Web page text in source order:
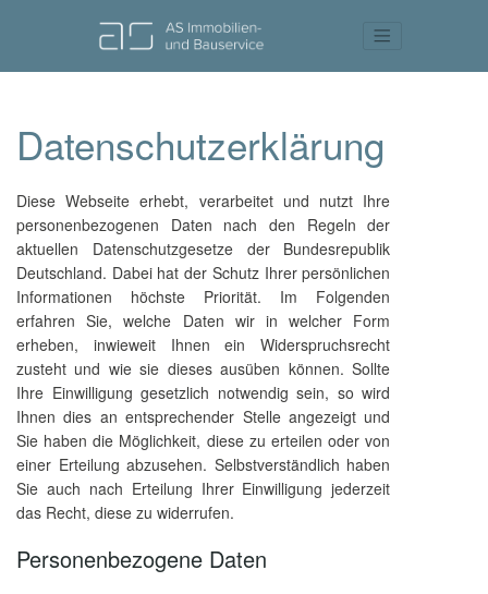
Datenschutzerklärung
Diese Webseite erhebt, verarbeitet und nutzt Ihre
personenbezogenen Daten nach den Regeln der
aktuellen Datenschutzgesetze der Bundesrepublik
Deutschland. Dabei hat der Schutz Ihrer persönlichen
Informationen höchste Priorität. Im Folgenden
erfahren Sie, welche Daten wir in welcher Form
erheben, inwieweit Ihnen ein Widerspruchsrecht
zusteht und wie sie dieses ausüben können. Sollte
Ihre Einwilligung gesetzlich notwendig sein, so wird
Ihnen dies an entsprechender Stelle angezeigt und
Sie haben die Möglichkeit, diese zu erteilen oder von
einer Erteilung abzusehen. Selbstverständlich haben
Sie auch nach Erteilung Ihrer Einwilligung jederzeit
das Recht, diese zu widerrufen.
Personenbezogene Daten